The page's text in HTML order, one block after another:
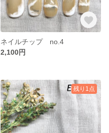
ネイルチップ no.4
2,100円
残り1点